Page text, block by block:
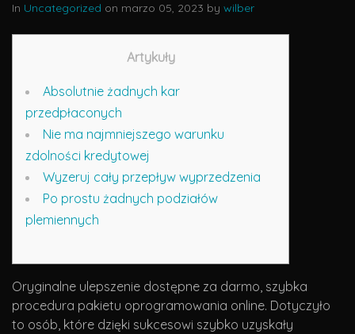
In Uncategorized on marzo 05, 2023 by wilber
Artykuły
Absolutnie żadnych kar
przedpłaconych
Nie ma najmniejszego warunku
zdolności kredytowej
Wyzeruj cały przepływ wyprzedzenia
Po prostu żadnych podziałów
plemiennych
Oryginalne ulepszenie dostępne za darmo, szybka
procedura pakietu oprogramowania online. Dotyczyło
to osób, które dzięki sukcesowi szybko uzyskały